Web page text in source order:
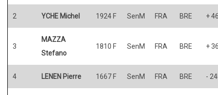
2 YCHE Michel 1924 F SenM FRA BRE +
3
MAZZA
Stefano
1810 F SenM FRA BRE +
4 LENEN Pierre 1667 F SenM FRA BRE -